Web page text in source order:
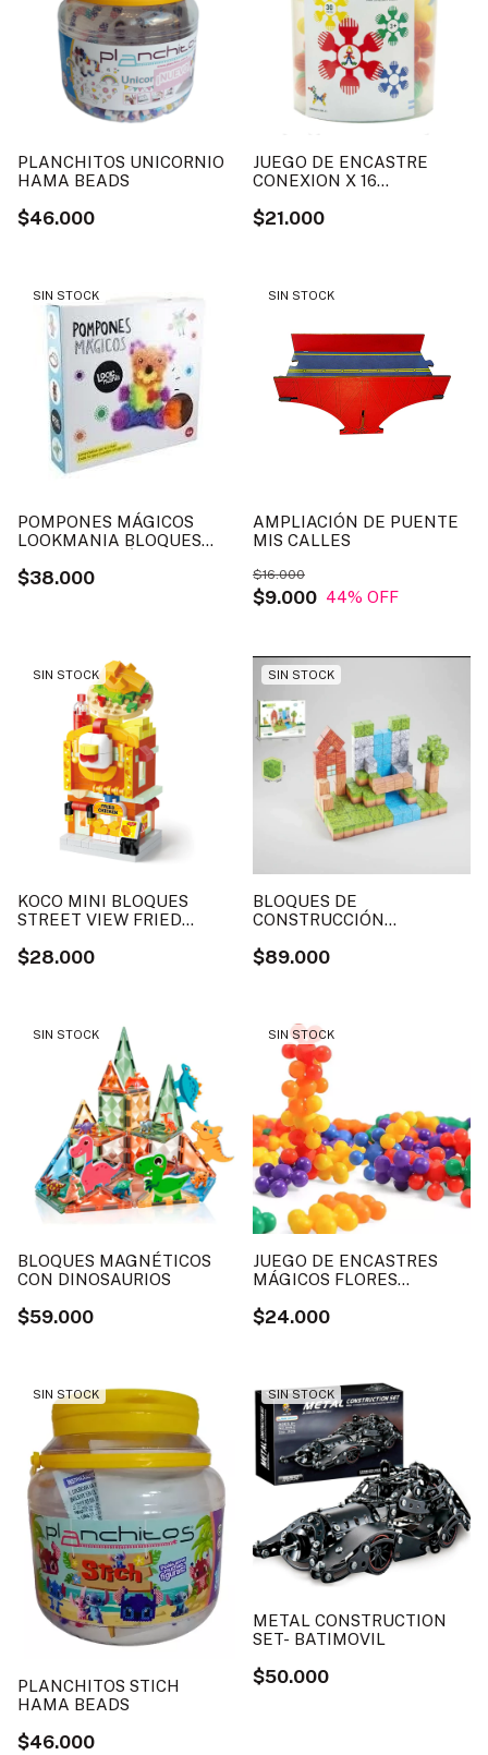
PLANCHITOS UNICORNIO
HAMA BEADS
$46.000
JUEGO DE ENCASTRE
CONEXION X 16
$21.000
SIN STOCK
POMPONES MÁGICOS
LOOKMANIA BLOQUES
$38.000
SIN STOCK
AMPLIACIÓN DE PUENTE
MIS CALLES
$9.000
$16.000
44% OFF
SIN STOCK
KOCO MINI BLOQUES
STREET VIEW FRIED
$28.000
SIN STOCK
BLOQUES DE
CONSTRUCCIÓN
$89.000
SIN STOCK
BLOQUES MAGNÉTICOS
CON DINOSAURIOS
$59.000
SIN STOCK
JUEGO DE ENCASTRES
MÁGICOS FLORES
$24.000
SIN STOCK
PLANCHITOS STICH
HAMA BEADS
$46.000
SIN STOCK
METAL CONSTRUCTION
SET- BATIMOVIL
$50.000